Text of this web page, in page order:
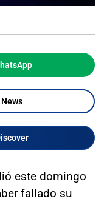
este domingo
fallado su